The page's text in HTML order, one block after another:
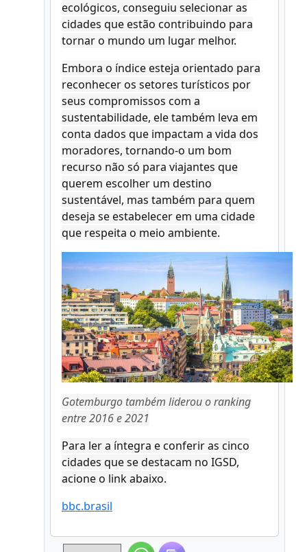
ecológicos, conseguiu selecionar as
cidades que estão contribuindo para
tornar o mundo um lugar melhor.
Embora o índice esteja orientado para
reconhecer os setores turísticos por
seus compromissos com a
sustentabilidade, ele também leva em
conta dados que impactam a vida dos
moradores, tornando-o um bom
recurso não só para viajantes que
querem escolher um destino
sustentável, mas também para quem
deseja se estabelecer em uma cidade
que respeita o meio ambiente.
Gotemburgo também liderou o ranking
entre 2016 e 2021
Para ler a íntegra e conferir as cinco
cidades que se destacam no IGSD,
acione o link abaixo.
bbc.brasil